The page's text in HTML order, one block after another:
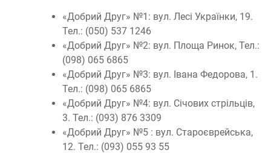
«Добрий Друг» №1: вул. Лесі Українки, 19.
Тел.: (050) 537 1246
«Добрий Друг» №2: вул. Площа Ринок, Тел.:
(098) 065 6865
«Добрий Друг» №3: вул. Івана Федорова, 1.
Тел.: (098) 065 6865
«Добрий Друг» №4: вул. Січових стрільців,
3. Тел.: (093) 876 3309
«Добрий Друг» №5 : вул. Староєврейська,
12. Тел.: (093) 055 93 55